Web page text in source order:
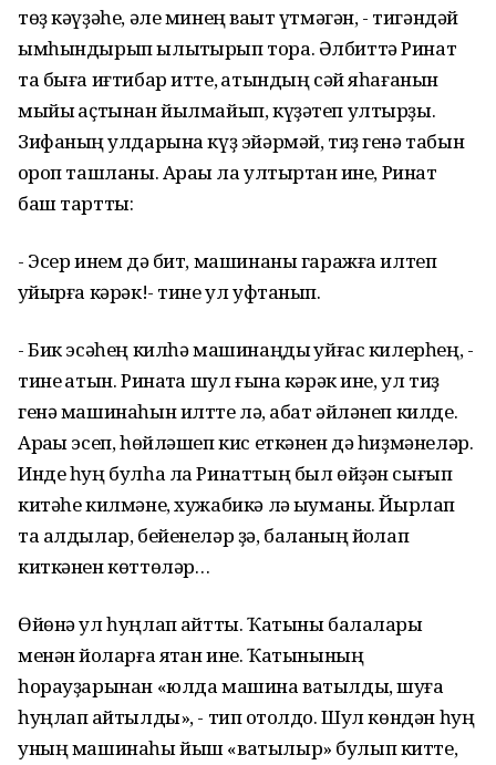
төҙ кәүҙәһе, әле минең ваҡыт үтмәгән, - тигәндәй
ымһындырып ылыҡтырып тора. Әлбиттә Ринат
та быға иғтибар итте, ҡатындың сәй яһағанын
мыйыҡ аҫтынан йылмайып, күҙәтеп ултырҙы.
Зифаның ҡулдарына күҙ эйәрмәй, тиҙ генә табын
ҡороп ташланы. Араҡы ла ултыртҡан ине, Ринат
баш тартты:
- Эсер инем дә бит, машинаны гаражға илтеп
ҡуйырға кәрәк!- тине ул уфтанып.
- Бик эсәһең килһә машинаңды ҡуйғас килерһең, -
тине ҡатын. Ринатҡа шул ғына кәрәк ине, ул тиҙ
генә машинаһын илтте лә, ҡабат әйләнеп килде.
Араҡы эсеп, һөйләшеп кис еткәнен дә һиҙмәнеләр.
Инде һуң булһа ла Ринаттың был өйҙән сығып
китәһе килмәне, хужабикә лә ҡыуманы. Йырлап
та алдылар, бейенеләр ҙә, баланың йоҡлап
киткәнен көттөләр…
Өйөнә ул һуңлап ҡайтты. Ҡатыны балалары
менән йоҡларға ятҡан ине. Ҡатынының
һорауҙарынан «юлда машина ватылды, шуға
һуңлап ҡайтылды», - тип ҡотолдо. Шул көндән һуң
уның машинаһы йыш «ватылыр» булып китте,